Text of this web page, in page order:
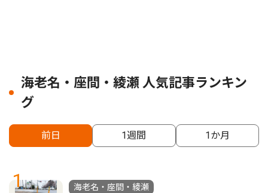
海老名・座間・綾瀬 人気記事ランキン
グ
前日 1週間 1か月
1
海老名・座間・綾瀬